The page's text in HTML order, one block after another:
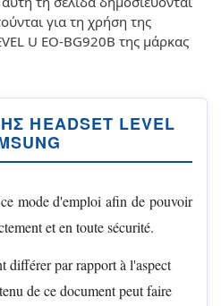
για τη χρήση της
U EO-BG920B της μάρκας
HEADSET LEVEL
mode d'emploi afin de pouvoir
et en toute sécurité.
différer par rapport à l'aspect
de ce document peut faire